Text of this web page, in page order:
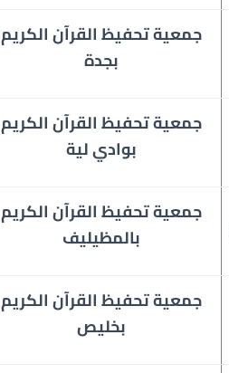
جمعية تحفيظ القرآن الكريم
بجدة
جمعيةتحفيظ القرآن الكريم
بوادي لية
جمعيةتحفيظ القرآن الكريم
بالمظيليف
جمعيةتحفيظ القرآن الكريم
بخليص